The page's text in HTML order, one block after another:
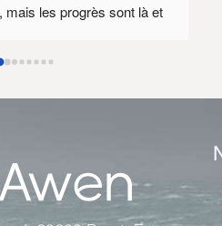
mais les progrès sont là et